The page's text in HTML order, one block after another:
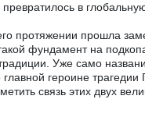
в
протяжении прошла
фундамент на
Уже само
героине трагедии
связь этих двух